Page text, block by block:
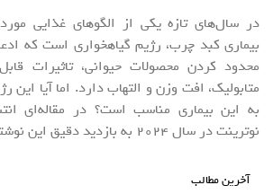
در سال‌های تازه یکی از الگوهای غذایی
بیماری کبد چرب، رژیم گیاهخواری است که
محدود کردن محصولات حیوانی، تاثیرات
متابولیک، افت وزن و التهاب دارد. اما آیا این
به این بیماری مناسب است؟ در مقاله‌ای
نوترینت در سال ۲۰۲۴ به بازدید دقیق این نوشته پرداخته است.
آخرین مطالب